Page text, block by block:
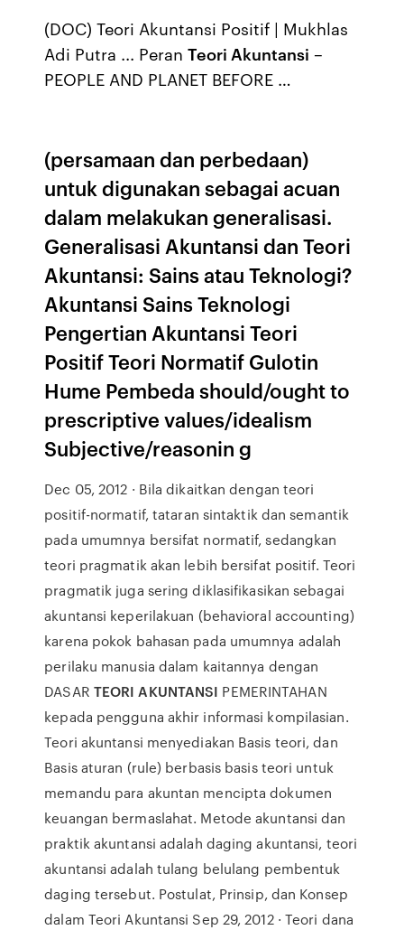
(DOC) Teori Akuntansi Positif | Mukhlas
Adi Putra ... PeranTeori Akuntansi –
PEOPLE AND PLANET BEFORE …
(persamaan dan perbedaan)
untuk digunakan sebagai acuan
dalam melakukan generalisasi.
Generalisasi Akuntansi dan Teori
Akuntansi: Sains atau Teknologi?
Akuntansi Sains Teknologi
Pengertian Akuntansi Teori
Positif Teori Normatif Gulotin
Hume Pembeda should/ought to
prescriptive values/idealism
Subjective/reasonin g
Dec 05, 2012 · Bila dikaitkan dengan teori
positif-normatif, tataran sintaktik dan semantik
pada umumnya bersifat normatif, sedangkan
teori pragmatik akan lebih bersifat positif. Teori
pragmatik juga sering diklasifikasikan sebagai
akuntansi keperilakuan (behavioral accounting)
karena pokok bahasan pada umumnya adalah
perilaku manusia dalam kaitannya dengan
DASAR TEORI AKUNTANSI PEMERINTAHAN
kepada pengguna akhir informasi kompilasian.
Teori akuntansi menyediakan Basis teori, dan
Basis aturan (rule) berbasis basis teori untuk
memandu para akuntan mencipta dokumen
keuangan bermaslahat. Metode akuntansi dan
praktik akuntansi adalah daging akuntansi, teori
akuntansi adalah tulang belulang pembentuk
daging tersebut. Postulat, Prinsip, dan Konsep
dalam Teori Akuntansi Sep 29, 2012 · Teori dana